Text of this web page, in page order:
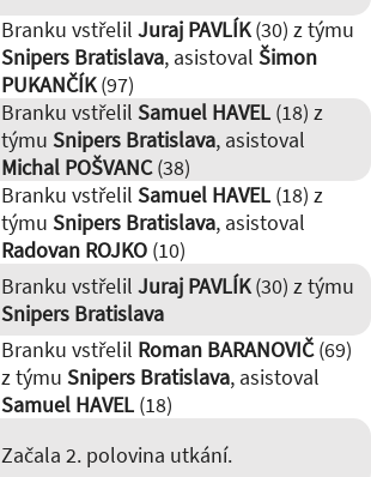
07:42-Aleš BARINKA (59),
Tomáš ČERVENÁK (87)
05:40
-
(69)
04:53-Samuel HAVEL (18),
Sebastián VAYDA (7)
01:44-Samuel HAVEL (18)
Branku vstřelil Juraj PAVLÍK(30) z týmu
Snipers Bratislava, asistoval Šimon
PUKANČÍK(97)
Branku vstřelil Samuel HAVEL(18) z
týmu Snipers Bratislava, asistoval
Michal POŠVANC(38)
Branku vstřelil Samuel HAVEL(18) z
týmu Snipers Bratislava, asistoval
Radovan ROJKO(10)
Branku vstřelil Juraj PAVLÍK(30) z týmu
Snipers Bratislava
Branku vstřelil Roman BARANOVIČ(69)
z týmu Snipers Bratislava, asistoval
Samuel HAVEL(18)
Začala 2. polovina utkání.